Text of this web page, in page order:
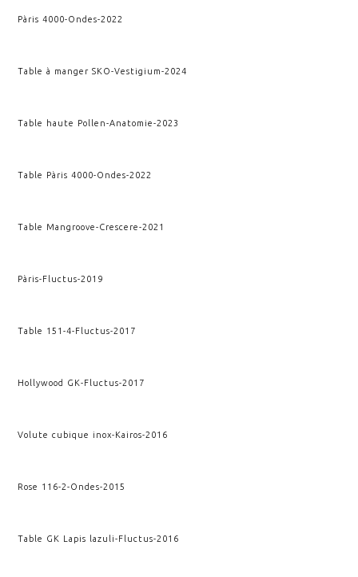
Pàris 4000-Ondes-2022
Table à manger SKO-Vestigium-2024
Table haute Pollen-Anatomie-2023
Table Pàris 4000-Ondes-2022
Table Mangroove-Crescere-2021
Pàris-Fluctus-2019
Table 151-4-Fluctus-2017
Hollywood GK-Fluctus-2017
Volute cubique inox-Kairos-2016
Rose 116-2-Ondes-2015
Table GK Lapis lazuli-Fluctus-2016